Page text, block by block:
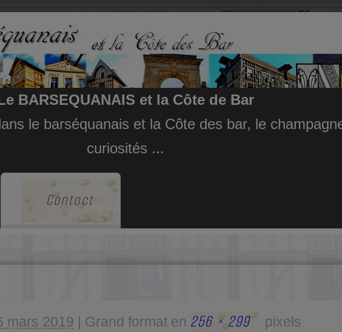
BARSEQUANAIS et la Côte de Bar
le barséquanais et la Côte des bar, le
curiosités ...
Contact
mars 2019 Grand format en 256 × 299 pixels